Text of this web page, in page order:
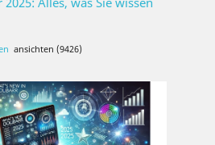
ansichten (9426)